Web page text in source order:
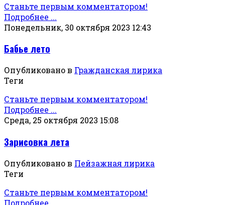
Станьте первым комментатором!
Подробнее ...
Понедельник, 30 октября 2023 12:43
Бабье лето
Опубликовано в Гражданская лирика
Теги
Станьте первым комментатором!
Подробнее ...
Среда, 25 октября 2023 15:08
Зарисовка лета
Опубликовано в Пейзажная лирика
Теги
Станьте первым комментатором!
Подробнее ...